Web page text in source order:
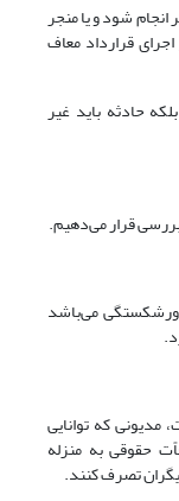
انجام شود و یا منجر
قرارداد معاف
حادثه باید غیر
قرار می‌دهیم.
ورشکستگی می‌باشد
مدیونی که توانایی
حقوقی به منزله
تصرف کنند.